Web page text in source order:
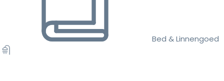
Bed & Linnengoed